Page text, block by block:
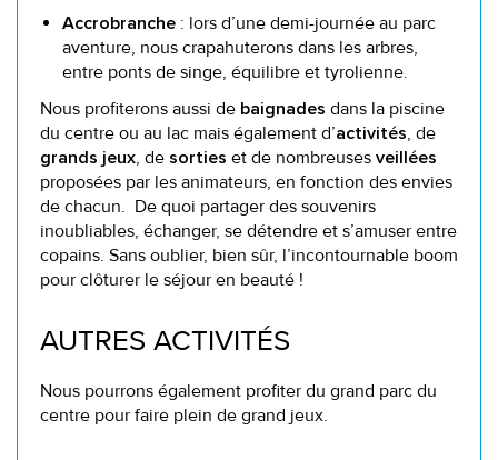
Accrobranche : lors d’une demi-journée au parc
aventure, nous crapahuterons dans les arbres,
entre ponts de singe, équilibre et tyrolienne.
Nous profiterons aussi de baignades dans la piscine
du centre ou au lac mais également d’activités, de
grands jeux, de sorties et de nombreuses veillées
proposées par les animateurs, en fonction des envies
de chacun. De quoi partager des souvenirs
inoubliables, échanger, se détendre et s’amuser entre
copains. Sans oublier, bien sûr, l’incontournable boom
pour clôturer le séjour en beauté !
AUTRES ACTIVITÉS
Nous pourrons également profiter du grand parc du
centre pour faire plein de grand jeux.